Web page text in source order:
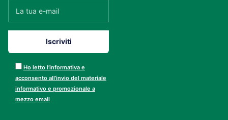
Ho letto l’informativa e
acconsento all’invio del materiale
informativo e promozionale a
mezzo email